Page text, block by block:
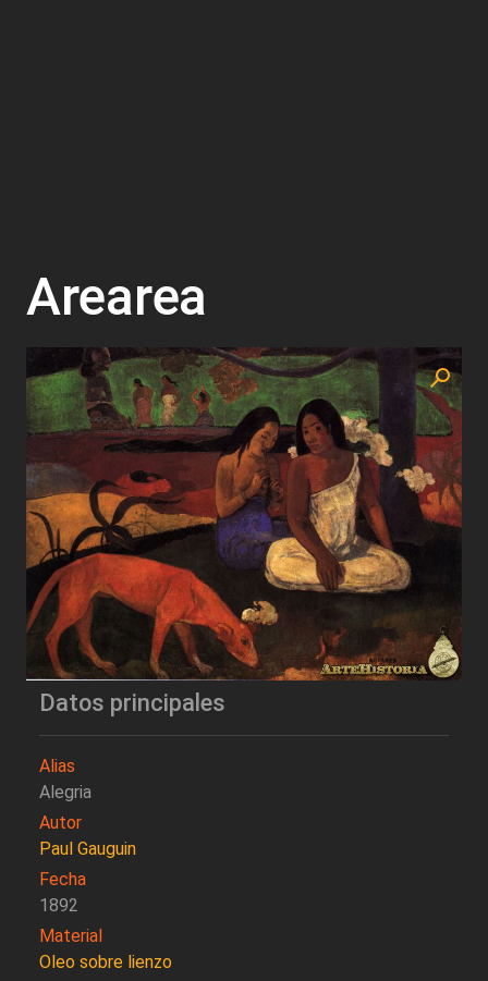
Arearea
Datos principales
Alias
Alegria
Autor
Paul Gauguin
Fecha
1892
Material
Oleo sobre lienzo